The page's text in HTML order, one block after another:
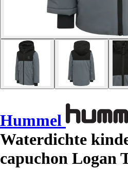
Hummel
Waterdichte
capuchon Logan